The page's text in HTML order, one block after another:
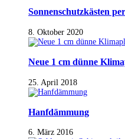
Sonnenschutzkästen
8. Oktober 2020
Neue 1 cm dünne
25. April 2018
Hanfdämmung
6. März 2016